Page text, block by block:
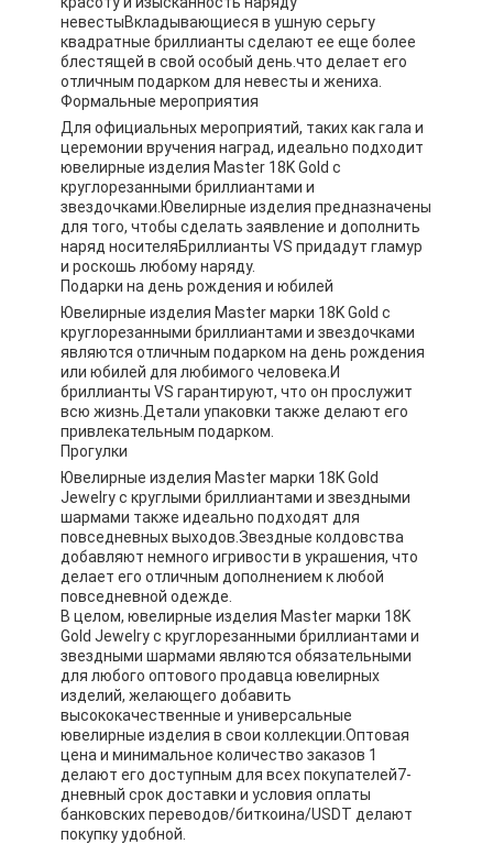
невестыВкладывающиеся в ушную серьгу
квадратные бриллианты сделают ее еще более
блестящей в свой особый день.что делает его
отличным подарком для невесты и жениха.
Формальные мероприятия
Для официальных мероприятий, таких как гала и
церемонии вручения наград, идеально подходит
ювелирные изделия Master 18K Gold с
круглорезанными бриллиантами и
звездочками.Ювелирные изделия предназначены
для того, чтобы сделать заявление и дополнить
наряд носителяБриллианты VS придадут гламур
и роскошь любому наряду.
Подарки на день рождения и юбилей
Ювелирные изделия Master марки 18K Gold с
круглорезанными бриллиантами и звездочками
являются отличным подарком на день рождения
или юбилей для любимого человека.И
бриллианты VS гарантируют, что он прослужит
всю жизнь.Детали упаковки также делают его
привлекательным подарком.
Прогулки
Ювелирные изделия Master марки 18K Gold
Jewelry с круглыми бриллиантами и звездными
шармами также идеально подходят для
повседневных выходов.Звездные колдовства
добавляют немного игривости в украшения, что
делает его отличным дополнением к любой
повседневной одежде.
В целом, ювелирные изделия Master марки 18K
Gold Jewelry с круглорезанными бриллиантами и
звездными шармами являются обязательными
для любого оптового продавца ювелирных
изделий, желающего добавить
высококачественные и универсальные
ювелирные изделия в свои коллекции.Оптовая
цена и минимальное количество заказов 1
делают его доступным для всех покупателей7-
дневный срок доставки и условия оплаты
банковских переводов/биткоина/USDT делают
покупку удобной.